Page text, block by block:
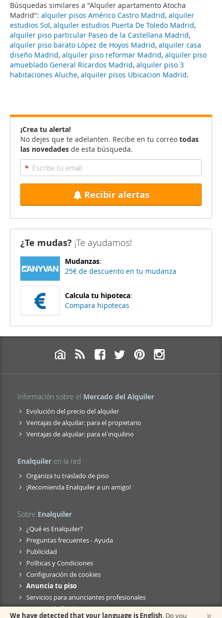
Búsquedas similares a "Alquiler apartamento Atocha
Madrid": alquiler pisos Américo Castro Madrid, alquiler
estudios Sol, alquiler estudios Puerta De Toledo Madrid,
alquiler piso particular Paseo de la Castellana Madrid,
alquiler piso barato López de Hoyos Madrid, alquiler casa
diseño Madrid, alquiler piso reformar Madrid, alquiler piso
amueblado General Ricardos Madrid, alquiler piso 3
habitaciones Aluche, alquiler pisos Ubicacion Madrid.
¡Crea tu alerta!
No dejes que te adelanten. Recibe en tu correo todas
las novedades de esta búsqueda.
Recibir alertas
¿Te mudas? ¡Te ayudamos!
Mudanzas:
25€ de descuento en tu mudanza
Calcula tu hipoteca:
Compara hipotecas
Información sobre el Mercado del Alquiler
Evolución del precio del alquiler
Ventajas de alquilar: para el propietario
Ventajas de alquilar: para el inquilino
Enalquiler en la red
Organiza tu traslado de piso
¡Recomienda Enalquiler a un amigo!
Sobre Enalquiler
¿Qué es Enalquiler?
Preguntas frecuentes - Ayuda
Publicidad
Políticas y Condiciones
Configuración de cookies
Anuncia tu piso
Servicios para anunciantes profesionales
Anuncio de fusión
We have detected that your language is English. Do you